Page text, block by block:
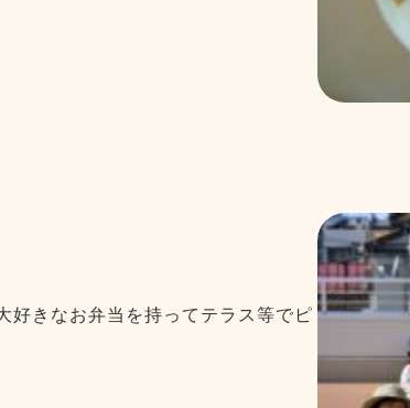
好きなお弁当を持ってテラス等でピ